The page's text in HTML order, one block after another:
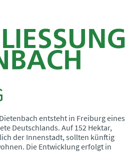
entsteht in Freiburg eines
Deutschlands. Auf 152 Hektar,
der Innenstadt, sollten künftig
Die Entwicklung erfolgt in